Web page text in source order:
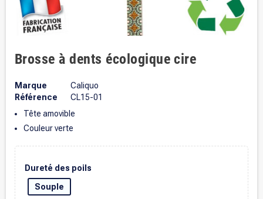
Brosse à dents écologique cire
Marque
Caliquo
Référence
CL15-01
Tête amovible
Couleur verte
Dureté des poils
Souple